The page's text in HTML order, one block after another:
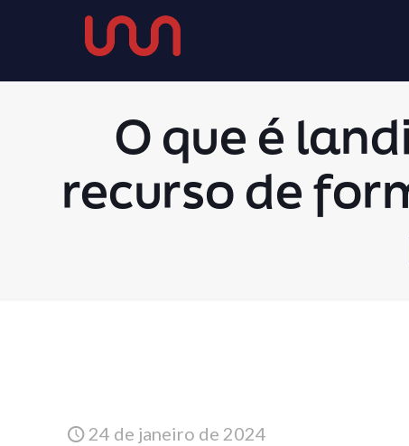
O que é
recurso de
24 de janeiro de 2024